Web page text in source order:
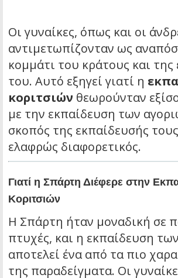
Οι γυναίκες, όπως και οι
αντιμετωπίζονταν ως
κομμάτι του κράτους και της
του. Αυτό εξηγεί γιατί η
κοριτσιών θεωρούνταν
με την εκπαίδευση των
σκοπός της εκπαίδευσής
ελαφρώς διαφορετικός.
Γιατί η Σπάρτη Διέφερε στην
Κοριτσιών
Η Σπάρτη ήταν μοναδική σε
πτυχές, και η εκπαίδευση
αποτελεί ένα από τα πιο
της παραδείγματα. Οι